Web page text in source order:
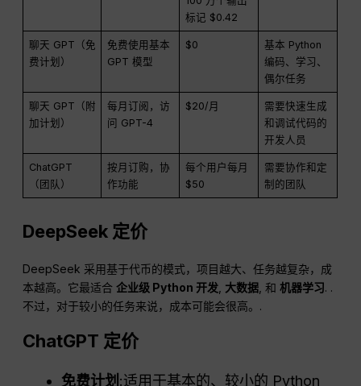
标记 $0.42
聊天 GPT（免
费计划）
免费使用基本
GPT 模型
$0
基本 Python
编码、学习、
偶尔任务
聊天 GPT（附
加计划）
每月订阅，访
问 GPT-4
$20/月
需要快速生成
和调试代码的
开发人员
ChatGPT
（团队）
按月订购，协
作功能
每个用户每月
$50
需要协作和定
制的团队
DeepSeek 定价
DeepSeek 采用基于代币的模式，项目越大、任务越复杂，成
本越高。它最适合企业级 Python 开发 大数据 , 和机器学习. .
不过，对于较小的任务来说，成本可能会很高。.
ChatGPT 定价
免费计划 :适用于基本的、较小的 Python